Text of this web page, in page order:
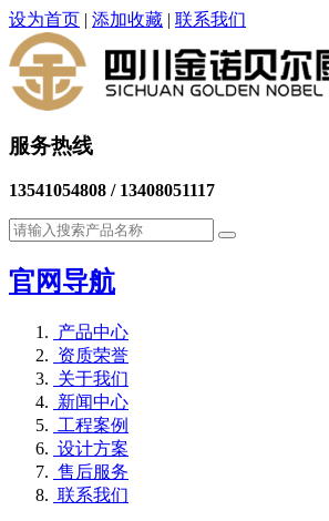
设为首页 | 添加收藏 | 联系我们
服务热线
13541054808 / 13408051117
官网导航
产品中心
资质荣誉
关于我们
新闻中心
工程案例
设计方案
售后服务
联系我们